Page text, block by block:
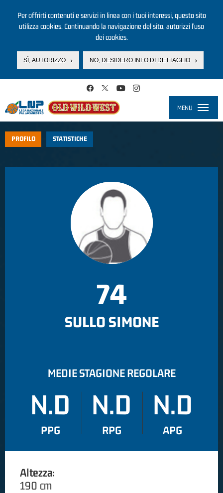
Per offrirti contenuti e servizi in linea con i tuoi interessi, questo sito
utilizza cookies. Continuando la navigazione del sito, autorizzi l’uso
dei cookies.
SÌ, AUTORIZZO NO, DESIDERO INFO DI DETTAGLIO
MENU
PROFILO STATISTICHE
74
SULLO SIMONE
MEDIE STAGIONE REGOLARE
N.D
PPG
N.D
RPG
N.D
APG
Altezza:
190 cm